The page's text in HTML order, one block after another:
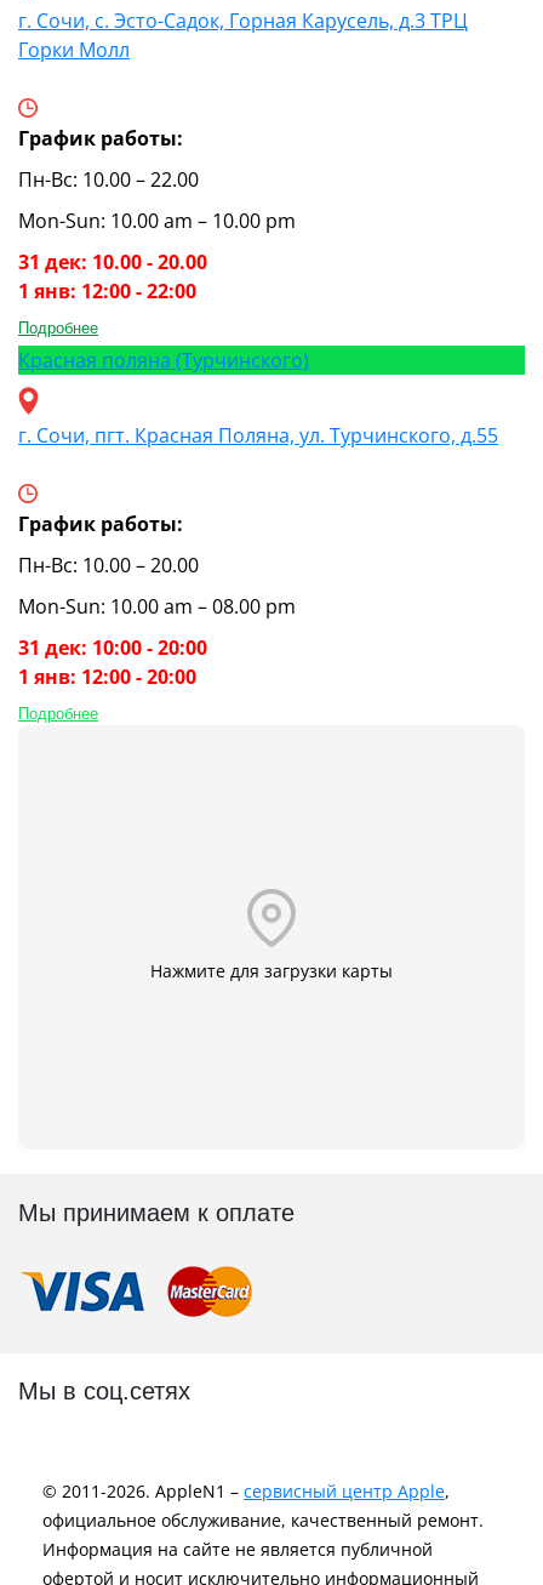
г. Сочи, с. Эсто-Садок, Горная Карусель, д.3 ТРЦ
Горки Молл
График работы:
Пн-Вс: 10.00 – 22.00
Mon-Sun: 10.00 am – 10.00 pm
31 дек: 10.00 - 20.00
1 янв: 12:00 - 22:00
Подробнее
Красная поляна (Турчинского)
г. Сочи, пгт. Красная Поляна, ул. Турчинского, д.55
График работы:
Пн-Вс: 10.00 – 20.00
Mon-Sun: 10.00 am – 08.00 pm
31 дек: 10:00 - 20:00
1 янв: 12:00 - 20:00
Подробнее
Нажмите для загрузки карты
Мы принимаем к оплате
Мы в соц.сетях
© 2011-2026. AppleN1 – сервисный центр Apple,
официальное обслуживание, качественный ремонт.
Информация на сайте не является публичной
офертой и носит исключительно информационный